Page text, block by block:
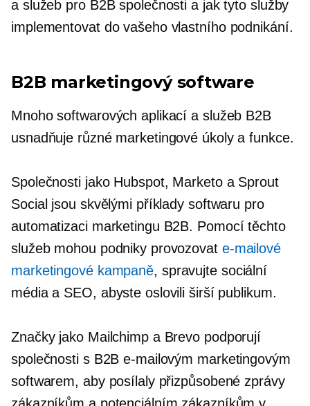
a služeb pro B2B společnosti a jak tyto služby
implementovat do vašeho vlastního podnikání.
B2B marketingový software
Mnoho softwarových aplikací a služeb B2B
usnadňuje různé marketingové úkoly a funkce.
Společnosti jako Hubspot, Marketo a Sprout
Social jsou skvělými příklady softwaru pro
automatizaci marketingu B2B. Pomocí těchto
služeb mohou podniky provozovat e-mailové
marketingové kampaně, spravujte sociální
média a SEO, abyste oslovili širší publikum.
Značky jako Mailchimp a Brevo podporují
společnosti s B2B e-mailovým marketingovým
softwarem, aby posílaly přizpůsobené zprávy